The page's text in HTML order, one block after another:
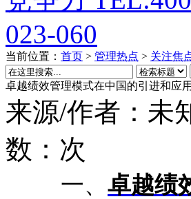
当前位置： 首页 > 管理热点 > 关注焦
卓越绩效管理模式在中国的引进和应用
来源/作者： 未
数： 次
一、 卓越绩